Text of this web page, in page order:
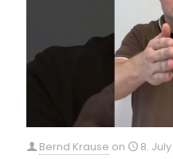
Bernd Krause on 8.